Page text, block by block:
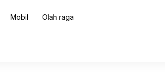
Mobil Olah raga